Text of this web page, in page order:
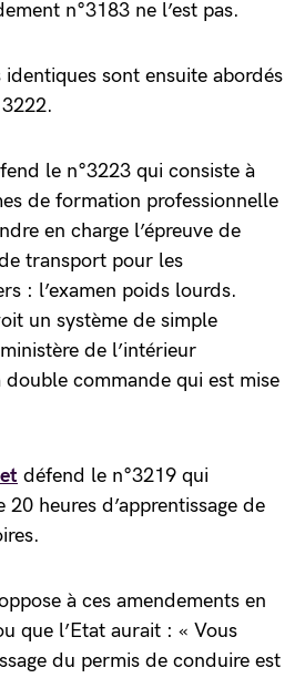
n°3183 ne l’est pas.
sont ensuite abordés
le n°3223 qui consiste à
de formation professionnelle
en charge l’épreuve de
transport pour les
: l’examen poids lourds.
un système de simple
de l’intérieur
double commande qui est mise
défend le n°3219 qui
heures d’apprentissage de
à ces amendements en
que l’Etat aurait : « Vous
du permis de conduire est